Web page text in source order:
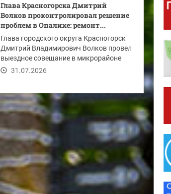
Глава Красногорска Дмитрий
Волков проконтролировал решение
проблем в Опалихе: ремонт...
Глава городского округа Красногорск
Дмитрий Владимирович Волков провел
выездное совещание в микрорайоне
Опалиха после...
31.07.2026